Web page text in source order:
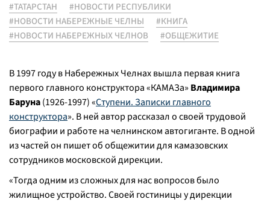
#ТАТАРСТАН
#НОВОСТИ РЕСПУБЛИКИ
#НОВОСТИ НАБЕРЕЖНЫЕ ЧЕЛНЫ
#КНИГА
#НОВОСТИ НАБЕРЕЖНЫХ ЧЕЛНОВ
#ОБЩЕЖИТИЕ
В 1997 году в Набережных Челнах вышла первая книга
первого главного конструктора «КАМАЗа» Владимира
Баруна(1926-1997) «Ступени. Записки главного
конструктора». В ней автор рассказал о своей трудовой
биографии и работе на челнинском автогиганте. В одной
из частей он пишет об общежитии для камазовских
сотрудников московской дирекции.
«Тогда одним из сложных для нас вопросов было
жилищное устройство. Своей гостиницы у дирекции